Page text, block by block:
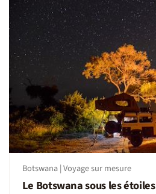
Botswana | Voyage sur mesure
Le Botswana sous les étoiles